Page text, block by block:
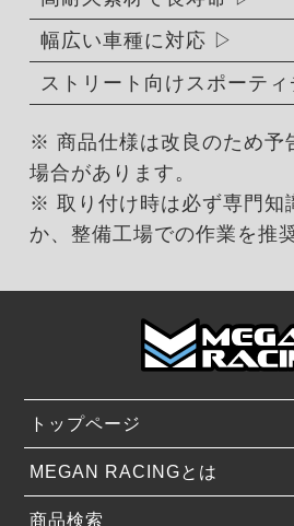
幅広い車種に対応
ストリート向けスポーテ
※ 商品仕様は改良のため予
場合があります。
※ 取り付け時は必ず専門知
か、整備工場での作業を推
トップページ
MEGAN RACINGとは
商品検索